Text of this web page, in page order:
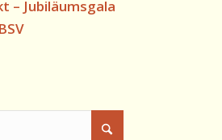
– Jubiläumsgala